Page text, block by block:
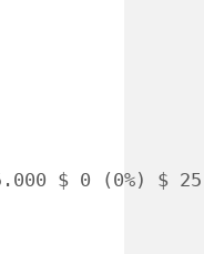
$ 0 (0%)